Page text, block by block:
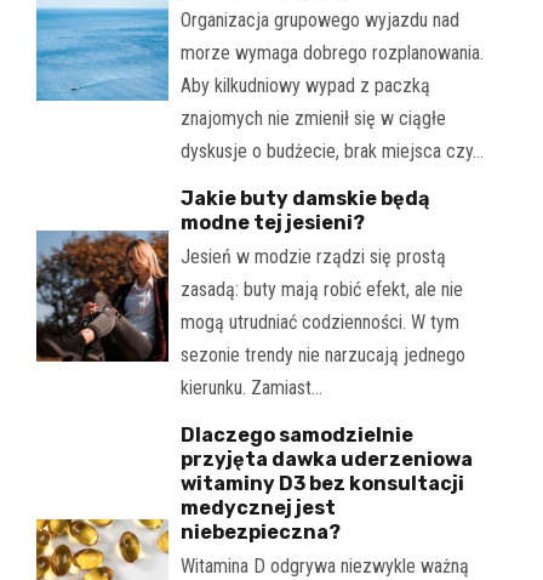
Organizacja grupowego wyjazdu nad
morze wymaga dobrego rozplanowania.
Aby kilkudniowy wypad z paczką
znajomych nie zmienił się w ciągłe
dyskusje o budżecie, brak miejsca czy…
Jakie buty damskie będą
modne tej jesieni?
Jesień w modzie rządzi się prostą
zasadą: buty mają robić efekt, ale nie
mogą utrudniać codzienności. W tym
sezonie trendy nie narzucają jednego
kierunku. Zamiast…
Dlaczego samodzielnie
przyjęta dawka uderzeniowa
witaminy D3 bez konsultacji
medycznej jest
niebezpieczna?
Witamina D odgrywa niezwykle ważną